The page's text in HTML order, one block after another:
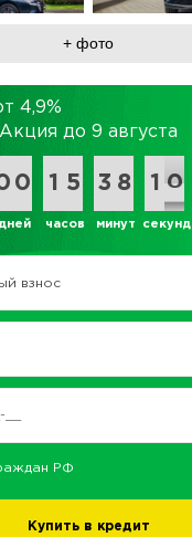
+ фото
4,9%
Акция до 9 августа
дней
9
9
0
0
часов
0011 0
0
5
5
минут
0
0
3
3 0
0
8
8
секунд
110 0
0
9
взнос
РФ
Купить в кредит